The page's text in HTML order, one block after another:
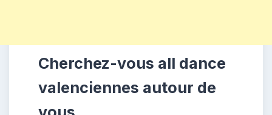
Cherchez-vous all dance
valenciennes autour de